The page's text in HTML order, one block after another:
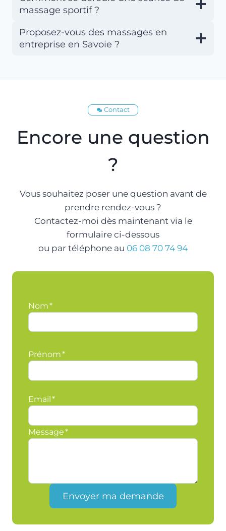
massage sportif ?
Proposez-vous des massages en
entreprise en Savoie ?
Contact
Encore une question
?
Vous souhaitez poser une question avant de
prendre rendez-vous ?
Contactez-moi dès maintenant via le
formulaire ci-dessous
ou par téléphone au 06 08 70 74 94
Nom*
Prénom*
Email *
Message*
Envoyer ma demande